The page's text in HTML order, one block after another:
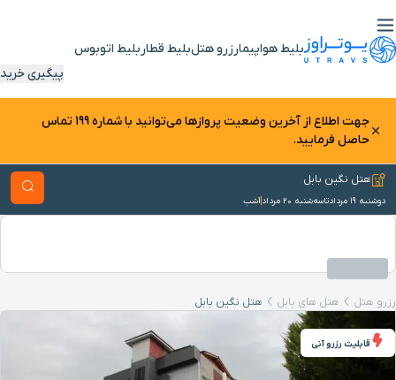
بلیط هواپیمارزرو هتلبلیط قطار بلیط اتوبوس
پیگیری خرید
جهت اطلاع از آخرین وضعیت پرواز‌ها می‌توانید با شماره 199 تماس
حاصل فرمایید.
هتل نگین بابل
دوشنبه ۱۹ مرداد تاسه‌شنبه ۲۰ مرداد 1شب
رزرو هتل هتل های بابل هتل نگین بابل
قابلیت رزرو آنی